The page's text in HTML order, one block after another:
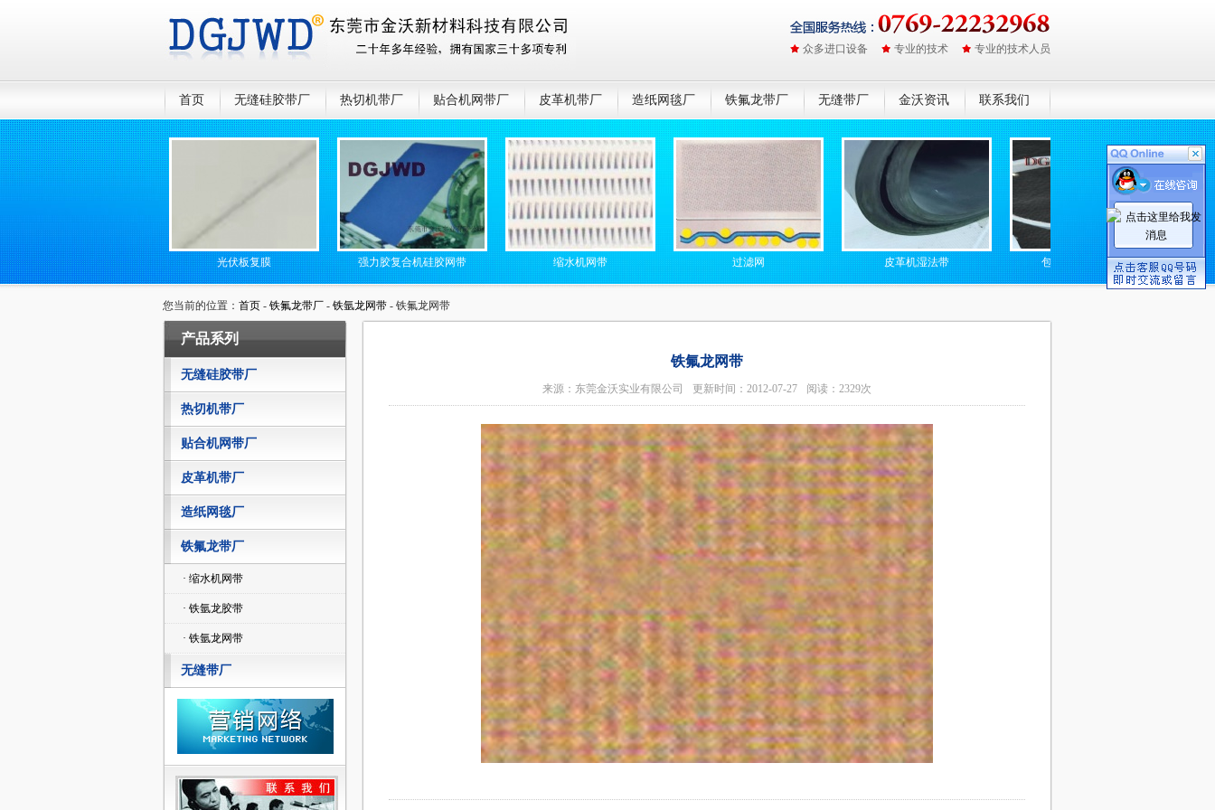
众多进口设备 专业的技术 专业的技术人员
首页 无缝硅胶带厂 热切机带厂 贴合机网带厂 皮革机带厂 造纸网毯厂 铁氟龙带厂 无缝带厂 金沃资讯 联系我们
防静电无缝高温传送带 光伏板复膜 强力胶复合机硅胶网带 缩水机网带 过滤网 皮革机湿法带 包装封口机硅胶带 防静
您当前的位置： 首页 - 铁氟龙带厂 - 铁氩龙网带 - 铁氟龙网带
产品系列
无缝硅胶带厂
热切机带厂
贴合机网带厂
皮革机带厂
造纸网毯厂
铁氟龙带厂
· 缩水机网带
· 铁氩龙胶带
· 铁氩龙网带
无缝带厂
铁氟龙网带
来源：东莞金沃实业有限公司 更新时间：2012-07-27 阅读：2329次